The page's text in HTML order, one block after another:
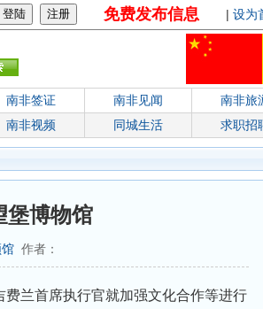
免费发布信息 | 设为
南非签证 南非见闻 南非旅
南非视频 同城生活 求职招
堡博物馆
作者：
兰首席执行官就加强文化合作等进行